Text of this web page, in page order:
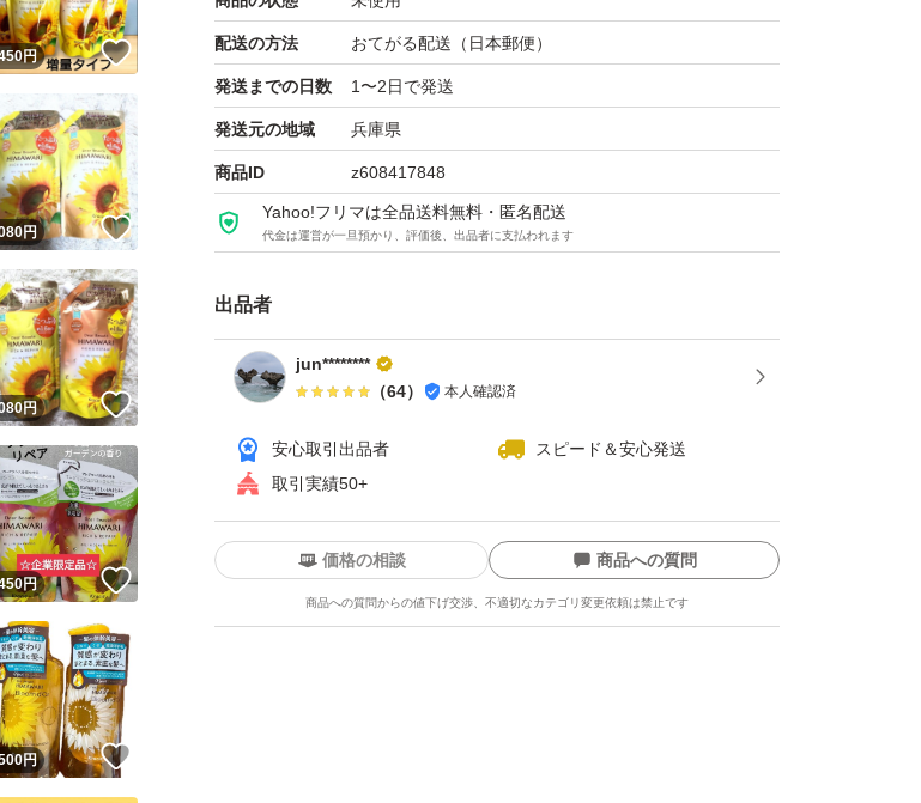
配送の方法 おてがる配送（日本郵便）
発送までの日数 1〜2日で発送
発送元の地域 兵庫県
商品ID z608417848
Yahoo!フリマは全品送料無料・匿名配送
代金は運営が一旦預かり、評価後、出品者に支払われます
出品者
jun********
（64） 本人確認済
安心取引出品者
スピード＆安心発送
取引実績50+
ユーザーの実績について
準を満たしたユーザーにバッジを付与しています
フリマの基準をクリアした安心・安全なユーザーです
価格の相談 商品への質問
商品への質問からの値下げ交渉、不適切なカテゴリ変更依頼は禁止です
の商品の情報をコピーします
禁止されています
！
円
！
円 いいね！
！
円 いいね！
！円 いいね！
！
円